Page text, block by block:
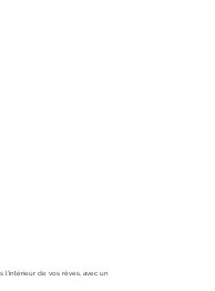
l'intérieur de vos rêves, avec un